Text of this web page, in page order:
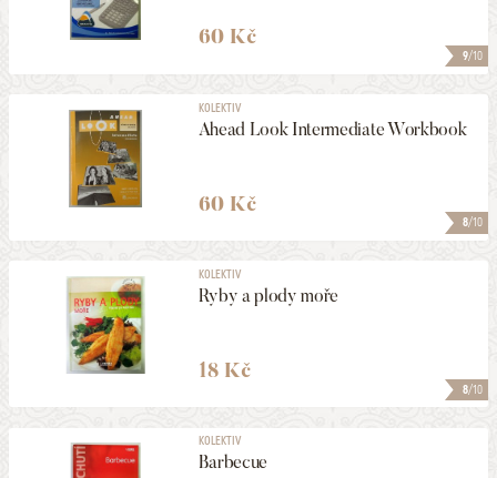
9/10
60 Kč
8/10
KOLEKTIV
Ahead Look Intermediate Workbook
60 Kč
8/10
KOLEKTIV
Ryby a plody moře
18 Kč
KOLEKTIV
Barbecue